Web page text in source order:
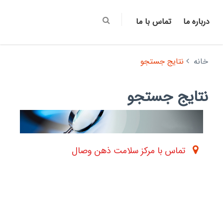
درباره ما تماس با ما
خانه نتایج جستجو
نتایج جستجو
تماس با مرکز سلامت ذهن وصال